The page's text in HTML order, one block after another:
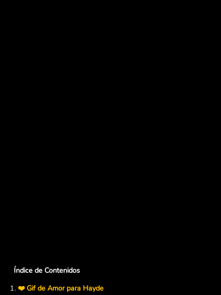
Índice de Contenidos
❤️ Gif de Amor para Hayde